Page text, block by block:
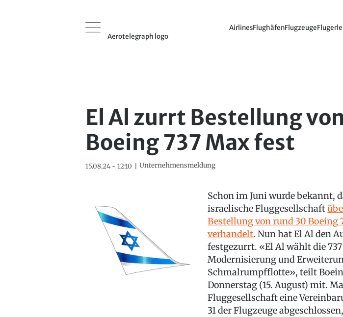
Aerotelegraph logo
AirlinesFlughäfenFlugzeuge
El Al zurrt Bestellung von
Boeing 737 Max fest
15.08.24 - 12:10 Unternehmensmeldung
Schon im Juni wurde bekannt,
israelische Fluggesellschaft
Bestellung von rund 30 Boeing
verhandelt. Nun hat El Al den
festgezurrt. «El Al wählt die
Modernisierung und
Schmalrumpfflotte», teilt
Donnerstag (15. August) mit.
Fluggesellschaft eine
31 der Flugzeuge